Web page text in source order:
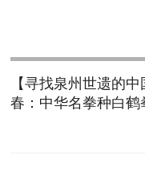
【寻找泉州世遗的
春：中华名拳种白鹤